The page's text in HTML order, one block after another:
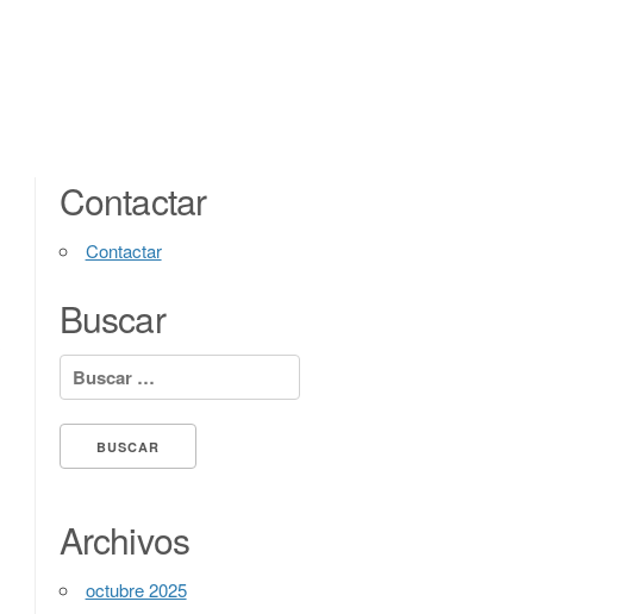
Contactar
Contactar
Buscar
Buscar:
Archivos
octubre 2025